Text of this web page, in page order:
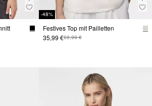
-48%
Festives Top mit Pailletten
35,99 €69,99 €